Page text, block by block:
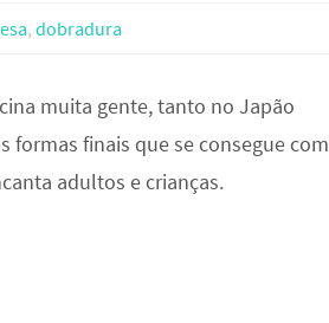
, dobradura
muita gente, tanto no Japão
formas finais que se consegue com
adultos e crianças.